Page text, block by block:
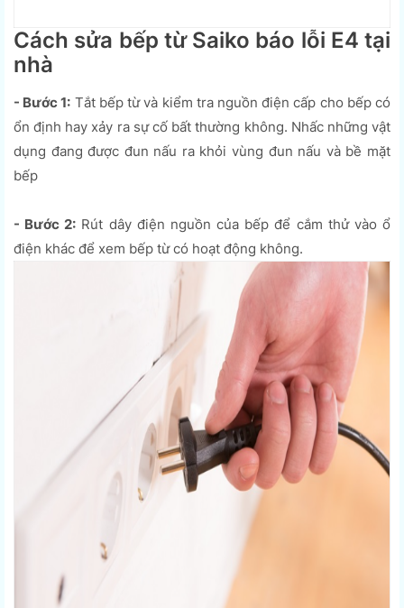
Cách sửa bếp từ Saiko báo lỗi E4 tại
nhà
- Bước 1: Tắt bếp từ và kiểm tra nguồn điện cấp cho bếp có
ổn định hay xảy ra sự cố bất thường không. Nhấc những vật
dụng đang được đun nấu ra khỏi vùng đun nấu và bề mặt
bếp
- Bước 2: Rút dây điện nguồn của bếp để cắm thử vào ổ
điện khác để xem bếp từ có hoạt động không.